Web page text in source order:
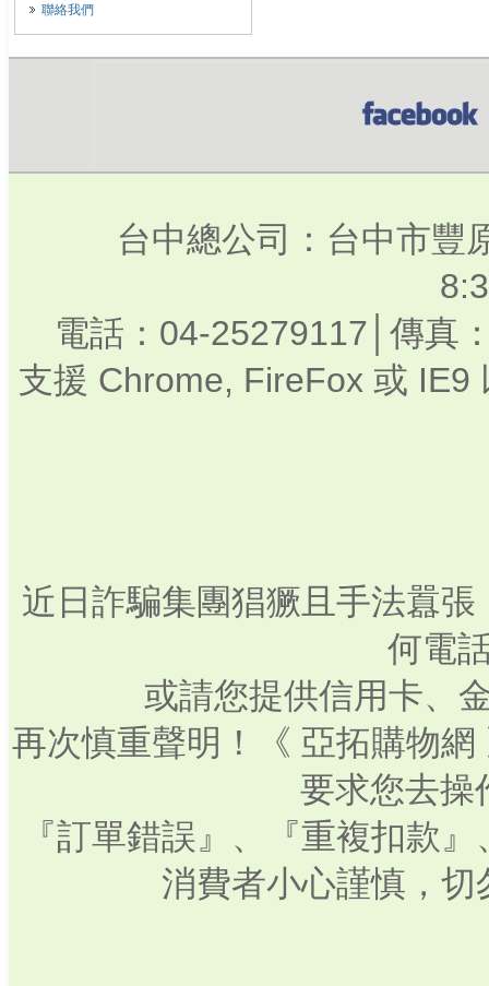
聯絡我們
台中總公司：台中市豐
電話：04-25279117│傳真
支援 Chrome, FireFox 或 IE9
近日詐騙集團猖獗且手法囂
何電
或請您提供信用卡、
再次慎重聲明！《 亞拓購物
要求您去操
『訂單錯誤』、『重複扣款
消費者小心謹慎，